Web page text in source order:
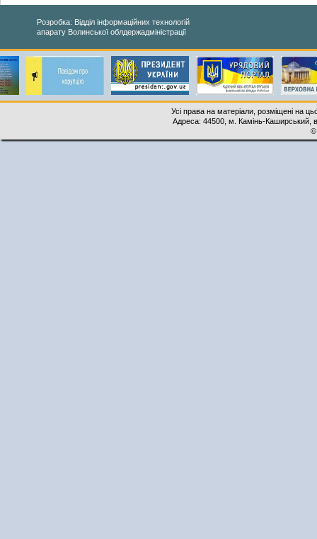
Розробка: Відділ інформаційних технологій
апарату Волинської облдержадміністрації
Усі права на матеріали, розміщені на
Адреса: 44500, м. Камінь-Каширський,
©